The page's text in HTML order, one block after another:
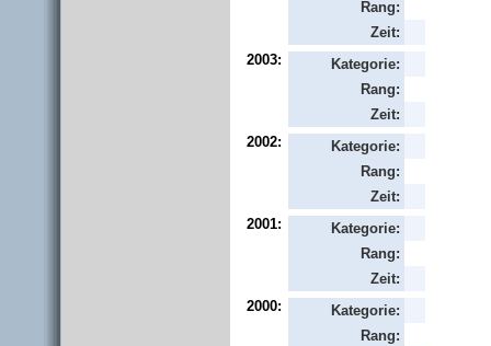
Rang:
Zeit:
2003:
Kategorie:
Rang:
Zeit:
2002:
Kategorie:
Rang:
Zeit:
2001:
Kategorie:
Rang:
Zeit:
2000:
Kategorie:
Rang: